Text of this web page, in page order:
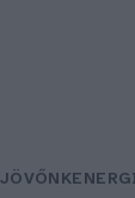
JÖVŐNK